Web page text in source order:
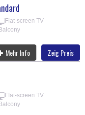
Flat-screen TV
Mehr Info Zeig Preis
Flat-screen TV